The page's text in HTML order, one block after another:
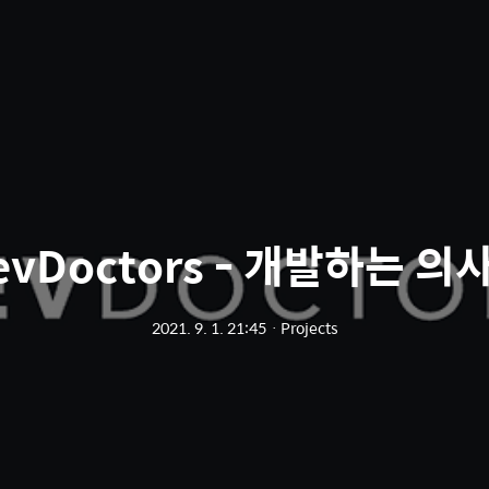
- 개발하는 의
2021. 9. 1. 21:45ㆍ Projects